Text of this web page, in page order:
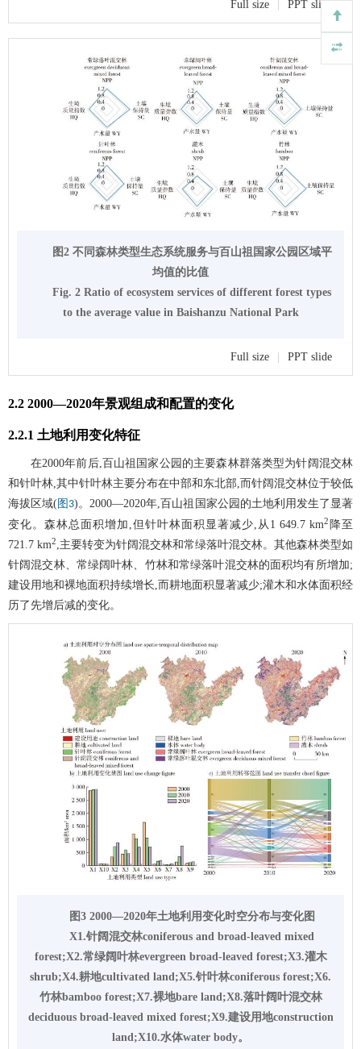
Full size PPT slide
图2 不同森林类型生态系统服务与百山祖国家公园区域平
均值的比值
Fig. 2 Ratio of ecosystem services of different forest types
to the average value in Baishanzu National Park
Full size PPT slide
2.2 2000—2020年景观组成和配置的变化
2.2.1 土地利用变化特征
在2000年前后,百山祖国家公园的主要森林群落类型为针阔混交林
和针叶林,其中针叶林主要分布在中部和东北部,而针阔混交林位于较低
海拔区域(图3)。2000—2020年,百山祖国家公园的土地利用发生了显著
变化。森林总面积增加,但针叶林面积显著减少,从1 649.7 km2 降至
721.7 km2 ,主要转变为针阔混交林和常绿落叶混交林。其他森林类型如
针阔混交林、常绿阔叶林、竹林和常绿落叶混交林的面积均有所增加;
建设用地和裸地面积持续增长,而耕地面积显著减少;灌木和水体面积经
历了先增后减的变化。
图3 2000—2020年土地利用变化时空分布与变化图
X1.针阔混交林coniferous and broad-leaved mixed
forest;X2.常绿阔叶林evergreen broad-leaved forest;X3.灌木
shrub;X4.耕地cultivated land;X5.针叶林coniferous forest;X6.
竹林bamboo forest;X7.裸地bare land;X8.落叶阔叶混交林
deciduous broad-leaved mixed forest;X9.建设用地construction
land;X10.水体water body。